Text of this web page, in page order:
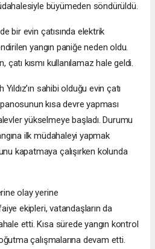
büyümeden söndürüldü.
bir evin çatısında elektrik
yangın paniğe neden oldu.
kısmı kullanılamaz hale geldi.
sahibi olduğu evin çatı
kısa devre yapması
yükselmeye başladı. Durumu
ilk müdahaleyi yapmak
kapatmaya çalışırken kolunda
olay yerine
ekipleri, vatandaşların da
etti. Kısa sürede yangın kontrol
çalışmalarına devam etti.